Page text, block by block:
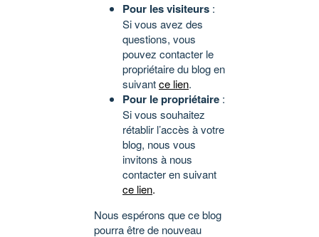
Pour les visiteurs :
Si vous avez des
questions, vous
pouvez contacter le
propriétaire du blog en
suivantce lien.
Pour le propriétaire :
Si vous souhaitez
rétablir l’accès à votre
blog, nous vous
invitons à nous
contacter en suivant
ce lien.
Nous espérons que ce blog
pourra être de nouveau